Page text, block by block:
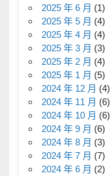
2025 年 6 月 (1)
2025 年 5 月 (4)
2025 年 4 月 (4)
2025 年 3 月 (3)
2025 年 2 月 (4)
2025 年 1 月 (5)
2024 年 12 月 (4)
2024 年 11 月 (6)
2024 年 10 月 (6)
2024 年 9 月 (6)
2024 年 8 月 (3)
2024 年 7 月 (7)
2024 年 6 月 (2)